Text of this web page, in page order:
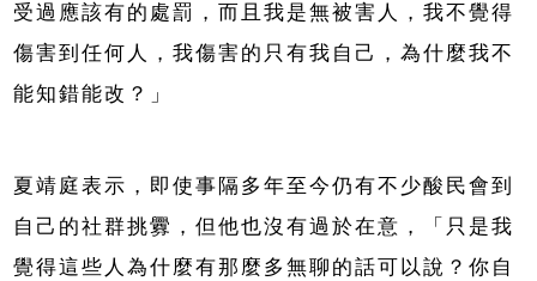
受過應該有的處罰，而且我是無被害人，我不覺得
傷害到任何人，我傷害的只有我自己，為什麼我不
能知錯能改？」
夏靖庭表示，即使事隔多年至今仍有不少酸民會到
自己的社群挑釁，但他也沒有過於在意，「只是我
覺得這些人為什麼有那麼多無聊的話可以說？你自